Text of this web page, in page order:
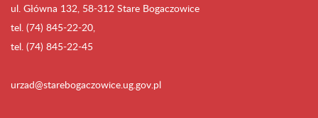
ul. Główna 132, 58-312 Stare Bogaczowice
tel. (74) 845-22-20,
tel. (74) 845-22-45
urzad@starebogaczowice.ug.gov.pl